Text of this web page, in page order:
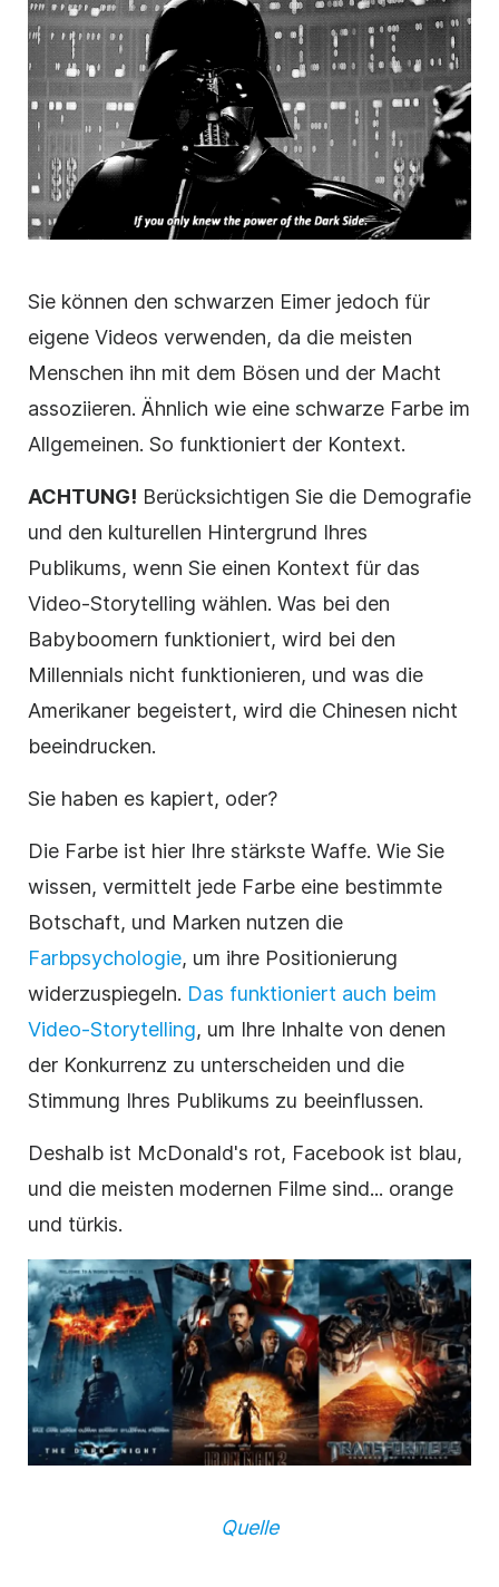
Sie können den schwarzen Eimer jedoch für
eigene Videos verwenden, da die meisten
Menschen ihn mit dem Bösen und der Macht
assoziieren. Ähnlich wie eine schwarze Farbe im
Allgemeinen. So funktioniert der Kontext.
ACHTUNG! Berücksichtigen Sie die Demografie
und den kulturellen Hintergrund Ihres
Publikums, wenn Sie einen Kontext für das
Video-Storytelling wählen. Was bei den
Babyboomern funktioniert, wird bei den
Millennials nicht funktionieren, und was die
Amerikaner begeistert, wird die Chinesen nicht
beeindrucken.
Sie haben es kapiert, oder?
Die Farbe ist hier Ihre stärkste Waffe. Wie Sie
wissen, vermittelt jede Farbe eine bestimmte
Botschaft, und Marken nutzen die
Farbpsychologie, um ihre Positionierung
widerzuspiegeln. Das funktioniert auch beim
Video-Storytelling, um Ihre Inhalte von denen
der Konkurrenz zu unterscheiden und die
Stimmung Ihres Publikums zu beeinflussen.
Deshalb ist McDonald's rot, Facebook ist blau,
und die meisten modernen Filme sind... orange
und türkis.
Quelle